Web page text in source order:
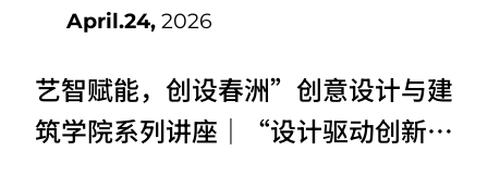
April.24,2026
艺智赋能，创设春洲”创意设计与建
筑学院系列讲座｜“设计驱动创新AI